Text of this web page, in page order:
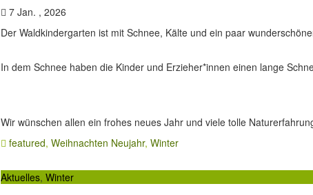
7 Jan. , 2026
Der Waldkindergarten ist mit Schnee, Kälte und ein paar
In dem Schnee haben die Kinder und Erzieher*innen einen lange
Wir wünschen allen ein frohes neues Jahr und viele tolle
featured, Weihnachten Neujahr, Winter
Aktuelles, Winter